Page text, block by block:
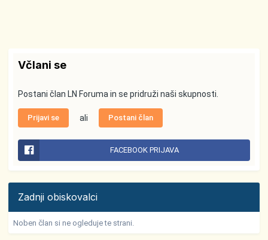
Včlani se
Postani član LN Foruma in se pridruži naši skupnosti.
Prijavi se ali Postani član
FACEBOOK PRIJAVA
Zadnji obiskovalci
Noben član si ne ogleduje te strani.